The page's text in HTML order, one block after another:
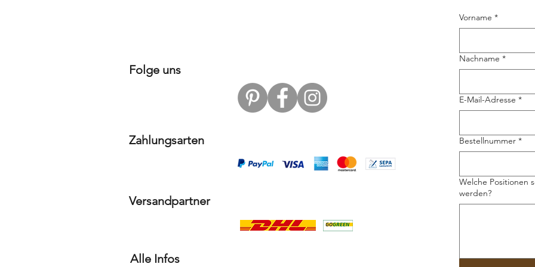
Folge uns
Zahlungsarten
Vorname *
Nachname *
E-Mail-Adresse *
Bestellnummer *
Welche Positionen
werden?
Versandpartner
Alle Infos